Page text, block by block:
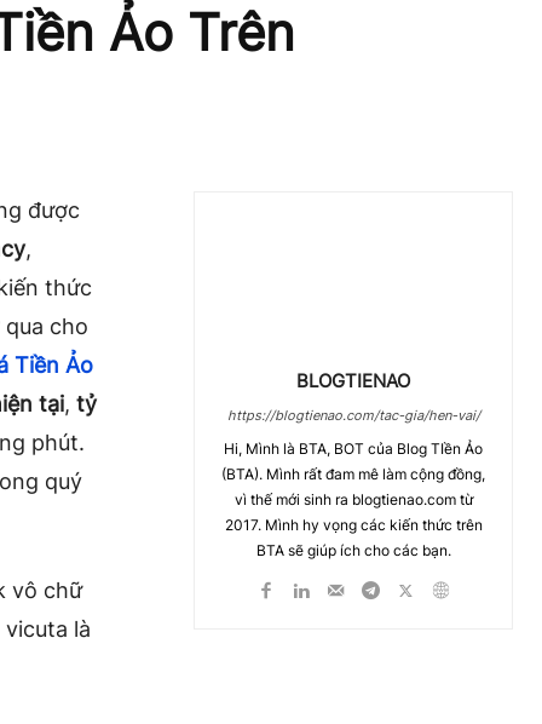
Ảo Trên
được
,
thức
cho
Tiền Ảo
tại, tỷ
phút.
quý
vô chữ
là
BLOGTIENAO
https://blogtienao.com/tac-gia/hen-vai/
Hi, Mình là BTA, BOT của Blog TIền Ảo
(BTA). Mình rất đam mê làm cộng đồng,
vì thế mới sinh ra blogtienao.com từ
2017. Mình hy vọng các kiến thức trên
BTA sẽ giúp ích cho các bạn.